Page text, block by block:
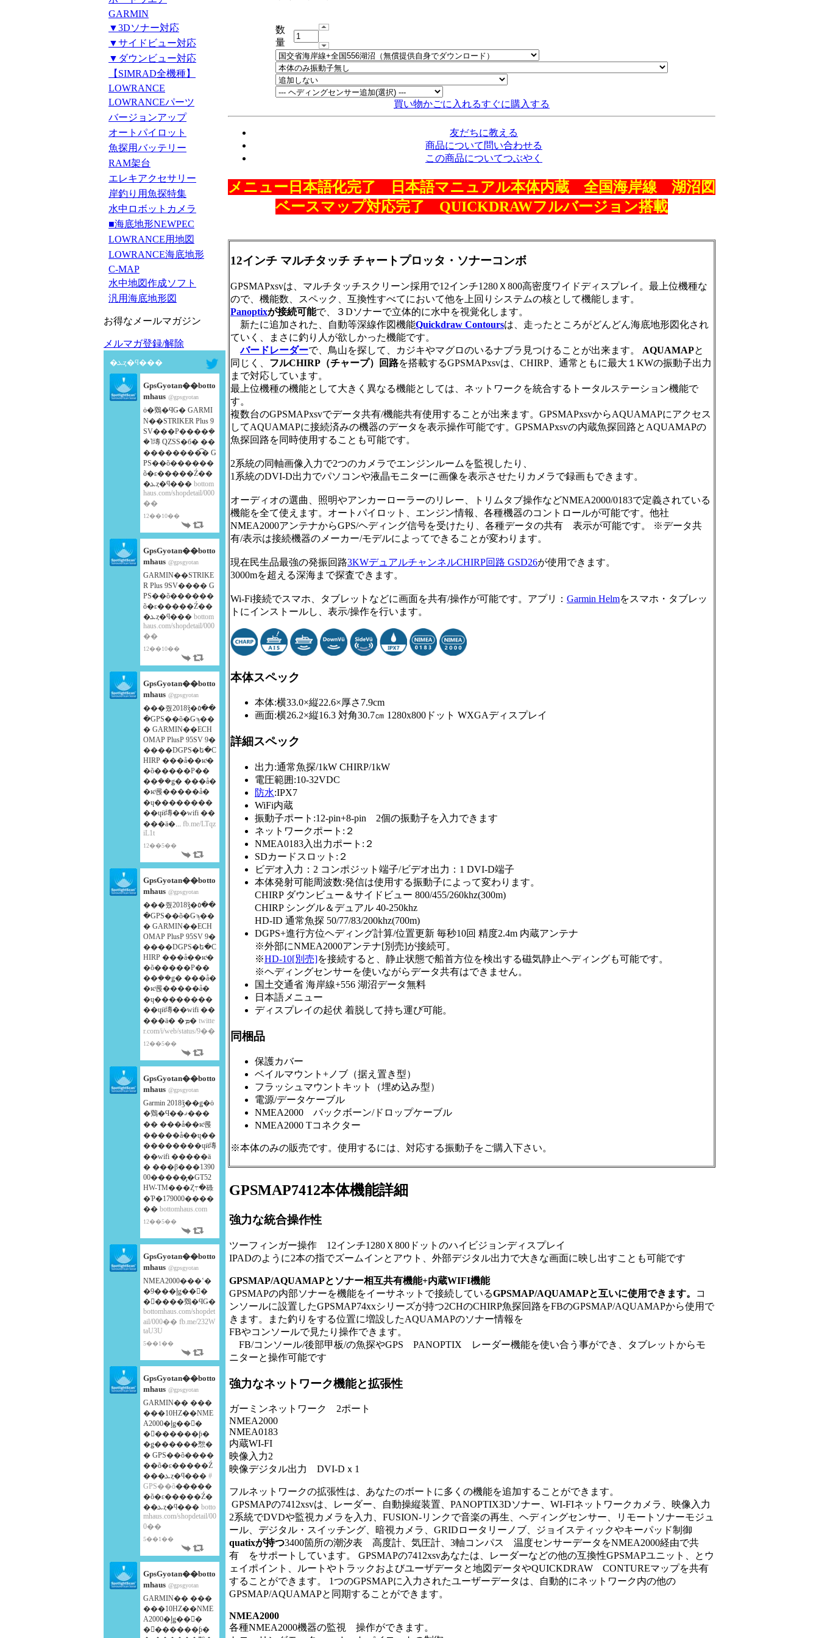
GARMIN
▼3Dソナー対応
▼サイドビュー対応
▼ダウンビュー対応
【SIMRAD全機種】
LOWRANCE
LOWRANCEパーツ
バージョンアップ
オートパイロット
魚探用バッテリー
RAM架台
エレキアクセサリー
岸釣り用魚探特集
水中ロボットカメラ
■海底地形NEWPEC
LOWRANCE用地図
LOWRANCE海底地形
C-MAP
水中地図作成ソフト
汎用海底地形図
お得なメールマガジン
メルマガ登録/解除
�ܥȥ�ϥ���
GpsGyotan��botto
mhaus @gpsgyotan
ȯ�䳫�ϤǤ� GARMI
N��STRIKER Plus 9
SV���Ρ����ܸ�
�˥塼 QZSS�б� ��
��������͡� G
PS��õ������
õ�ε�����Ź��
�ܥȥ�ϥ��� bottom
haus.com/shopdetail/000
��
12��10��
GpsGyotan��botto
mhaus @gpsgyotan
GARMIN��STRIKE
R Plus 9SV���� G
PS��õ������
õ�ε�����Ź��
�ܥȥ�ϥ��� bottom
haus.com/shopdetail/000
��
12��10��
GpsGyotan��botto
mhaus @gpsgyotan
���줬2018ǯ�٥��
�GPS��õ�Ǥϡ��
� GARMIN��ECH
OMAP PlusP 95SV 9�
����DGPS�ե�C
HIRP ���å��ѥͥ�
�õ�����Ρ��
��ܸ��ǥ� ���å�
�ѥͥ롡�����å�
�ɥ��������
��ɥӥ塼��wifi ��
���ä�... fb.me/LTqz
iL1t
12��5��
GpsGyotan��botto
mhaus @gpsgyotan
���줬2018ǯ�٥��
�GPS��õ�Ǥϡ��
� GARMIN��ECH
OMAP PlusP 95SV 9�
����DGPS�ե�C
HIRP ���å��ѥͥ�
�õ�����Ρ��
��ܸ��ǥ� ���å�
�ѥͥ롡�����å�
�ɥ��������
��ɥӥ塼��wifi ��
���ä� �ܡ� twitte
r.com/i/web/status/9��
12��5��
GpsGyotan��botto
mhaus @gpsgyotan
Garmin 2018ǯ��ǥ�ȯ
�䳫�Ϥ��ޤ���
�� ���å��ѥͥ롡
�����å��ɥ��
��������ɥӥ塼
��wifi �����ä
� ���β���1390
00�����̡�GT52
HW-TM���Ȥ߹�碌
�Ƥ�179000����
�� bottomhaus.com
12��5��
GpsGyotan��botto
mhaus @gpsgyotan
NMEA2000���ʽ�
�9���إǥ��󥰥�
�󥵡����䳫�ϤǤ�
bottomhaus.com/shopdet
ail/000�� fb.me/232W
taU3U
5��1��
GpsGyotan��botto
mhaus @gpsgyotan
GARMIN�� ���
���10HZ��NME
A2000�إǥ��󥰥�
�󥵡������ƥ�
�ǥ������㥹�
� GPS��õ����
��õ�ε�����Ź
���ܥȥ�ϥ��� #
GPS��õ�����
�õ�ε�����Ź�
��ܥȥ�ϥ��� botto
mhaus.com/shopdetail/00
0��
5��1��
GpsGyotan��botto
mhaus @gpsgyotan
GARMIN�� ���
���10HZ��NME
A2000�إǥ��󥰥�
�󥵡������ƥ�
数
量
買い物かごに入れるすぐに購入する
友だちに教える
商品について問い合わせる
この商品についてつぶやく
メニュー日本語化完了 日本語マニュアル本体内蔵 全国海岸線 湖沼図
ベースマップ対応完了 QUICKDRAWフルバージョン搭載
12インチ マルチタッチ チャートプロッタ・ソナーコンボ
GPSMAPxsvは、マルチタッチスクリーン採用で12インチ1280Ｘ800高密度ワイドディスプレイ。最上位機種な
ので、機能数、スペック、互換性すべてにおいて他を上回りシステムの核として機能します。
Panoptixが接続可能で、３Dソナーで立体的に水中を視覚化します。
新たに追加された、自動等深線作図機能Quickdraw Contoursは、走ったところがどんどん海底地形図化され
ていく、まさに釣り人が欲しかった機能です。
バードレーダーで、鳥山を探して、カジキやマグロのいるナブラ見つけることが出来ます。 AQUAMAPと
同じく、 フルCHIRP（チャープ）回路を搭載するGPSMAPxsvは、CHIRP、通常ともに最大１KWの振動子出力
まで対応しています。
最上位機種の機能として大きく異なる機能としては、ネットワークを統合するトータルステーション機能で
す。
複数台のGPSMAPxsvでデータ共有/機能共有使用することが出来ます。GPSMAPxsvからAQUAMAPにアクセス
してAQUAMAPに接続済みの機器のデータを表示操作可能です。GPSMAPxsvの内蔵魚探回路とAQUAMAPの
魚探回路を同時使用することも可能です。
2系統の同軸画像入力で2つのカメラでエンジンルームを監視したり、
1系統のDVI-D出力でパソコンや液晶モニターに画像を表示させたりカメラで録画もできます。
オーディオの選曲、照明やアンカーローラーのリレー、トリムタブ操作などNMEA2000/0183で定義されている
機能を全て使えます。オートパイロット、エンジン情報、各種機器のコントロールが可能です。他社
NMEA2000アンテナからGPS/ヘディング信号を受けたり、各種データの共有 表示が可能です。 ※データ共
有/表示は接続機器のメーカー/モデルによってできることが変わります。
現在民生品最強の発振回路3KWデュアルチャンネルCHIRP回路 GSD26が使用できます。
3000mを超える深海まで探査できます。
Wi-Fi接続でスマホ、タブレットなどに画面を共有/操作が可能です。アプリ： Garmin Helmをスマホ・タブレッ
トにインストールし、表示/操作を行います。
本体スペック
本体:横33.0×縦22.6×厚さ7.9cm
画面:横26.2×縦16.3 対角30.7㎝ 1280x800ドット WXGAディスプレイ
詳細スペック
出力:通常魚探/1kW CHIRP/1kW
電圧範囲:10-32VDC
防水:IPX7
WiFi内蔵
振動子ポート:12-pin+8-pin 2個の振動子を入力できます
ネットワークポート:２
NMEA0183入出力ポート:２
SDカードスロット:２
ビデオ入力：2 コンポジット端子/ビデオ出力：1 DVI-D端子
本体発射可能周波数:発信は使用する振動子によって変わります。
CHIRP ダウンビュー＆サイドビュー 800/455/260khz(300m)
CHIRP シングル＆デュアル 40-250khz
HD-ID 通常魚探 50/77/83/200khz(700m)
DGPS+進行方位ヘディング計算/位置更新 毎秒10回 精度2.4m 内蔵アンテナ
※外部にNMEA2000アンテナ[別売]が接続可。
※HD-10[別売]を接続すると、静止状態で船首方位を検出する磁気静止ヘディングも可能です。
※ヘディングセンサーを使いながらデータ共有はできません。
国土交通省 海岸線+556 湖沼データ無料
日本語メニュー
ディスプレイの起伏 着脱して持ち運び可能。
同梱品
保護カバー
ベイルマウント+ノブ（据え置き型）
フラッシュマウントキット（埋め込み型）
電源/データケーブル
NMEA2000 バックボーン/ドロップケーブル
NMEA2000 Tコネクター
※本体のみの販売です。使用するには、対応する振動子をご購入下さい。
GPSMAP7412本体機能詳細
強力な統合操作性
ツーフィンガー操作 12インチ1280Ｘ800ドットのハイビジョンディスプレイ
IPADのように2本の指でズームインとアウト、外部デジタル出力で大きな画面に映し出すことも可能です
GPSMAP/AQUAMAPとソナー相互共有機能+内蔵WIFI機能
GPSMAPの内部ソナーを機能をイーサネットで接続しているGPSMAP/AQUAMAPと互いに使用できます。
コ
ンソールに設置したGPSMAP74xxシリーズが持つ2CHのCHIRP魚探回路をFBのGPSMAP/AQUAMAPから使用で
きます。また釣りをする位置に増設したAQUAMAPのソナー情報を
FBやコンソールで見たり操作できます。
FB/コンソール/後部甲板/の魚探やGPS PANOPTIX レーダー機能を使い合う事ができ、タブレットからモ
ニターと操作可能です
強力なネットワーク機能と拡張性
ガーミンネットワーク 2ポート
NMEA2000
NMEA0183
内蔵WI-FI
映像入力2
映像デジタル出力 DVI-Dｘ1
フルネットワークの拡張性は、あなたのボートに多くの機能を追加することができます。
GPSMAPの7412xsvは、レーダー、自動操縦装置、PANOPTIX3Dソナー、WI-FIネットワークカメラ、映像入力
2系統でDVDや監視カメラを入力、FUSION-リンクで音楽の再生、ヘディングセンサー、リモートソナーモジュ
ール、デジタル・スイッチング、暗視カメラ、GRIDロータリーノブ、ジョイスティックやキーパッド制御
quatixが持つ3400箇所の潮汐表 高度計、気圧計、3軸コンパス 温度センサーデータをNMEA2000経由で共
有 をサポートしています。 GPSMAPの7412xsvあなたは、レーダーなどの他の互換性GPSMAPユニット、とウ
ェイポイント、ルートやトラックおよびユーザデータと地図データやQUICKDRAW CONTUREマップを共有
することができます。 1つのGPSMAPに入力されたユーザーデータは、自動的にネットワーク内の他の
GPSMAP/AQUAMAPと同期することができます。
NMEA2000
各種NMEA2000機器の監視 操作ができます。